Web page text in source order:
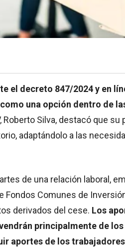
el decreto 847/2024 y en
una opción dentro de
Roberto Silva, destacó que
adaptándolo a las
de una relación laboral,
Fondos Comunes de
derivados del cese. Los
principalmente de
aportes de los